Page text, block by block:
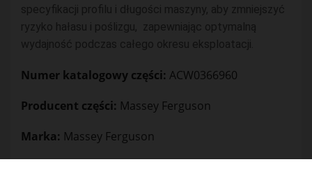
specyfikacji profilu i długości maszyny, aby zmniejszyć
ryzyko hałasu i poślizgu, zapewniając optymalną
wydajność podczas całego okresu eksploatacji.
Numer katalogowy części: ACW0366960
Producent części: Massey Ferguson
Marka: Massey Ferguson